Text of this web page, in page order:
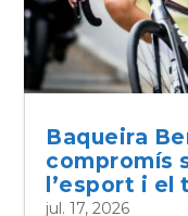
Baqueira
compromís
l’esport i el
jul. 17, 2026